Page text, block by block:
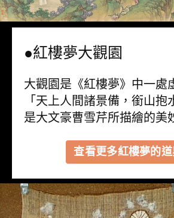
●紅樓夢大觀園
大觀園是《紅樓夢》中一處
「天上人間諸景備，銜山抱
是大文豪曹雪芹所描繪的美
查看更多紅樓夢的